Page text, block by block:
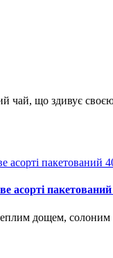
що здивує
асорті пакетований
дощем,